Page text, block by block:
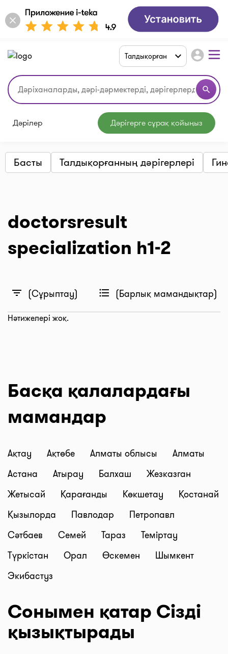
search
Талдықорған account_circle
Дәрілер Дәрігерге сұрақ қойыңыз
Басты Талдықорғанның дәрігерлері
doctorsresult
specialization h1-2
filter_list (Сұрыптау) format_list_bulleted (Барлық мамандықтар)
Нәтижелері жоқ.
Басқа қалалардағы
мамандар
Ақтау Ақтөбе Алматы облысы
Алматы
Астана
Атырау Балхаш
Жезказган
Жетысай
Қарағанды Көкшетау
Қостанай
Қызылорда
Павлодар
Петропавл
Сәтбаев
Семей Тараз
Теміртау
Түркістан
Орал Өскемен
Шымкент
Экибастуз
Сонымен қатар Сізді
қызықтырады